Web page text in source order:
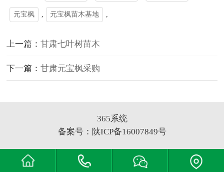
元宝枫 元宝枫苗木基地
上一篇：甘肃七叶树苗木
下一篇：甘肃元宝枫采购
365系统
备案号： 陕ICP备16007849号